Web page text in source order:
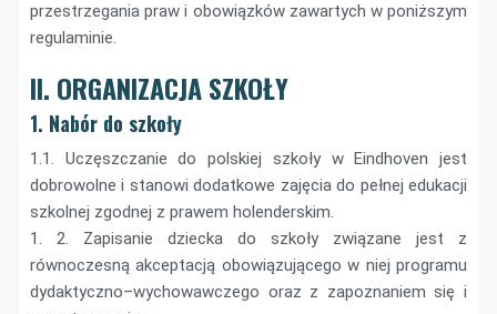
przestrzegania praw i obowiązków zawartych w poniższym
regulaminie.
II. ORGANIZACJA SZKOŁY
1. Nabór do szkoły
1.1. Uczęszczanie do polskiej szkoły w Eindhoven jest
dobrowolne i stanowi dodatkowe zajęcia do pełnej edukacji
szkolnej zgodnej z prawem holenderskim.
1. 2. Zapisanie dziecka do szkoły związane jest z
równoczesną akceptacją obowiązującego w niej programu
dydaktyczno–wychowawczego oraz z zapoznaniem się i